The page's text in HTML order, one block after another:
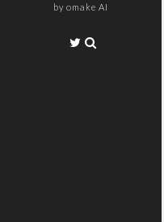
by omake AI
Twitter